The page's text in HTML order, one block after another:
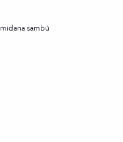
midana sambú